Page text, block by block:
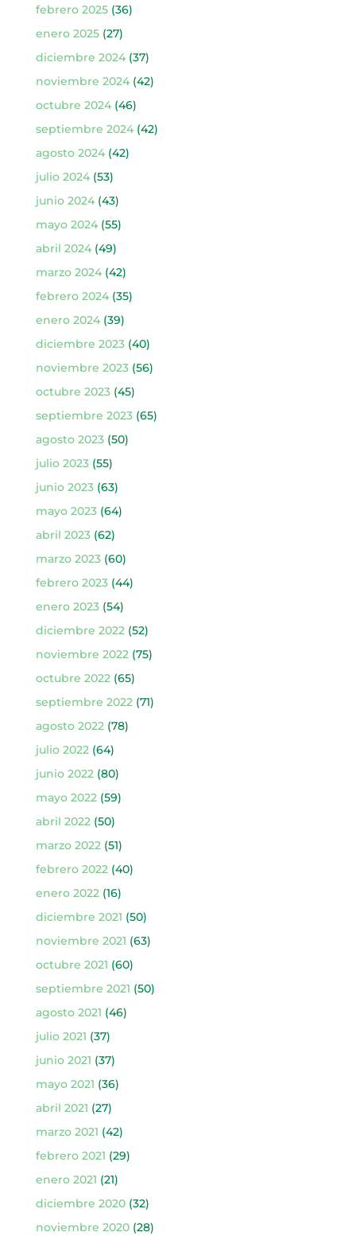
febrero 2025(36)
enero 2025(27)
diciembre 2024(37)
noviembre 2024(42)
octubre 2024(46)
septiembre 2024(42)
agosto 2024(42)
julio 2024(53)
junio 2024(43)
mayo 2024(55)
abril 2024(49)
marzo 2024(42)
febrero 2024(35)
enero 2024(39)
diciembre 2023(40)
noviembre 2023(56)
octubre 2023(45)
septiembre 2023(65)
agosto 2023(50)
julio 2023(55)
junio 2023(63)
mayo 2023(64)
abril 2023(62)
marzo 2023(60)
febrero 2023(44)
enero 2023(54)
diciembre 2022(52)
noviembre 2022(75)
octubre 2022(65)
septiembre 2022(71)
agosto 2022(78)
julio 2022(64)
junio 2022(80)
mayo 2022(59)
abril 2022(50)
marzo 2022(51)
febrero 2022(40)
enero 2022(16)
diciembre 2021 (50)
noviembre 2021 (63)
octubre 2021 (60)
septiembre 2021 (50)
agosto 2021 (46)
julio 2021 (37)
junio 2021 (37)
mayo 2021 (36)
abril 2021 (27)
marzo 2021 (42)
febrero 2021 (29)
enero 2021 (21)
diciembre 2020(32)
noviembre 2020(28)